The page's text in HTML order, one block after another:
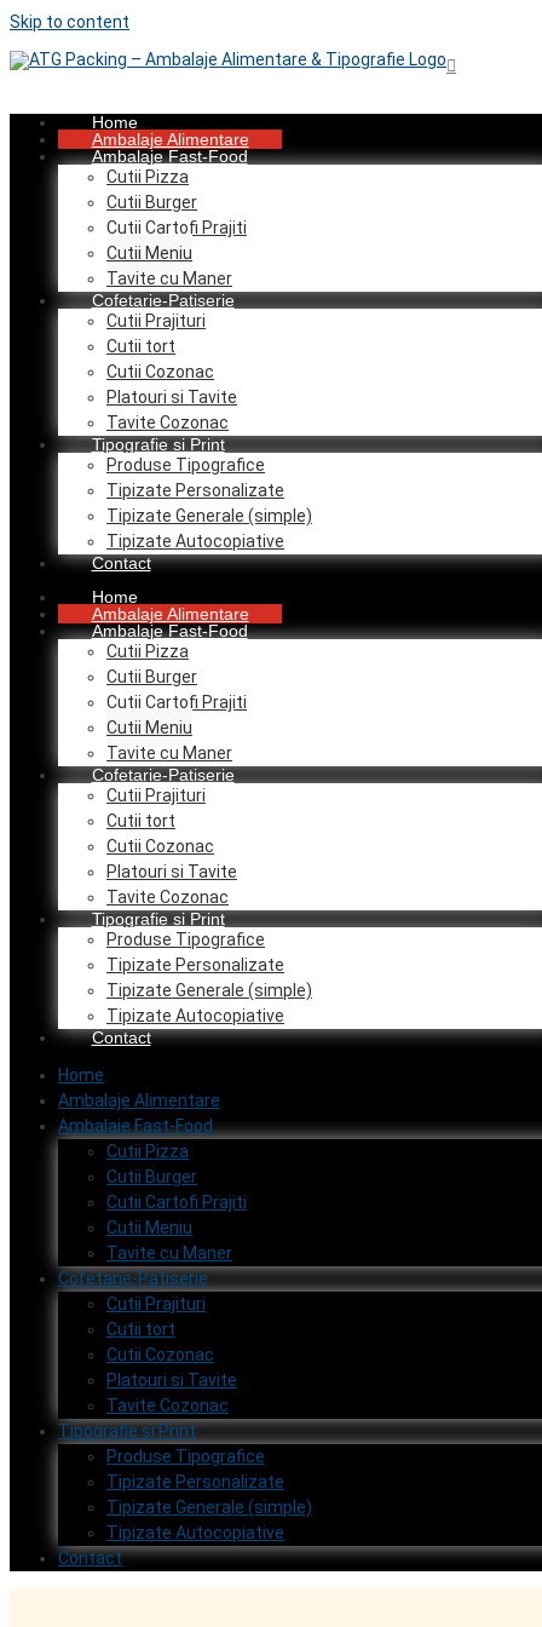
Skip to content
Home
Ambalaje Alimentare
Ambalaje Fast-Food
Cutii Pizza
Cutii Burger
Cutii Cartofi Prajiti
Cutii Meniu
Tavite cu Maner
Cofetarie-Patiserie
Cutii Prajituri
Cutii tort
Cutii Cozonac
Platouri si Tavite
Tavite Cozonac
Tipografie si Print
Produse Tipografice
Tipizate Personalizate
Tipizate Generale (simple)
Tipizate Autocopiative
Contact
Home
Ambalaje Alimentare
Ambalaje Fast-Food
Cutii Pizza
Cutii Burger
Cutii Cartofi Prajiti
Cutii Meniu
Tavite cu Maner
Cofetarie-Patiserie
Cutii Prajituri
Cutii tort
Cutii Cozonac
Platouri si Tavite
Tavite Cozonac
Tipografie si Print
Produse Tipografice
Tipizate Personalizate
Tipizate Generale (simple)
Tipizate Autocopiative
Contact
Home
Ambalaje Alimentare
Ambalaje Fast-Food
Cutii Pizza
Cutii Burger
Cutii Cartofi Prajiti
Cutii Meniu
Tavite cu Maner
Cofetarie-Patiserie
Cutii Prajituri
Cutii tort
Cutii Cozonac
Platouri si Tavite
Tavite Cozonac
Tipografie si Print
Produse Tipografice
Tipizate Personalizate
Tipizate Generale (simple)
Tipizate Autocopiative
Contact